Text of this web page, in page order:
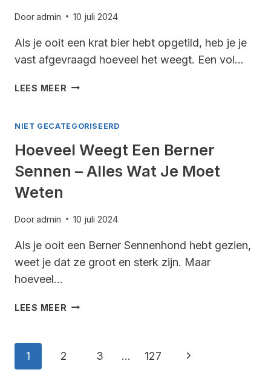
MOET
Dooradmin 10 juli 2024
Als je ooit een krat bier hebt opgetild, heb je je
vast afgevraagd hoeveel het weegt. Een vol…
LEES MEER HOEVEEL
VOL
BIER
–
MOET
NIET GECATEGORISEERD
Hoeveel Weegt Een Berner
Sennen – Alles Wat Je Moet
Weten
Dooradmin 10 juli 2024
Als je ooit een Berner Sennenhond hebt gezien,
weet je dat ze groot en sterk zijn. Maar
hoeveel…
LEES MEER HOEVEEL
SENNEN
Paginanavigatie
1 2 3 … 127
Volgende